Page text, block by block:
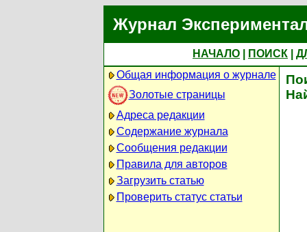
Журнал
НАЧАЛО ПОИСК
Общая информация о журнале
Золотые страницы
Адреса редакции
Содержание журнала
Сообщения редакции
Правила для авторов
Загрузить статью
Проверить статус статьи